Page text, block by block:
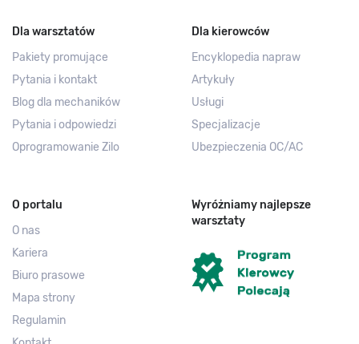
Dla warsztatów
Pakiety promujące
Pytania i kontakt
Blog dla mechaników
Pytania i odpowiedzi
Oprogramowanie Zilo
Dla kierowców
Encyklopedia napraw
Artykuły
Usługi
Specjalizacje
Ubezpieczenia OC/AC
O portalu
O nas
Kariera
Biuro prasowe
Mapa strony
Regulamin
Wyróżniamy najlepsze
warsztaty